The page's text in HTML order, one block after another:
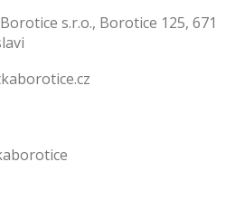
s.r.o., Borotice 125, 671